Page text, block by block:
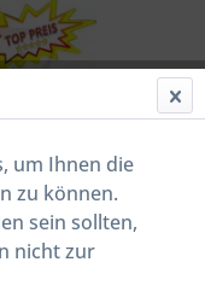
um Ihnen die
zu können.
sein sollten,
nicht zur